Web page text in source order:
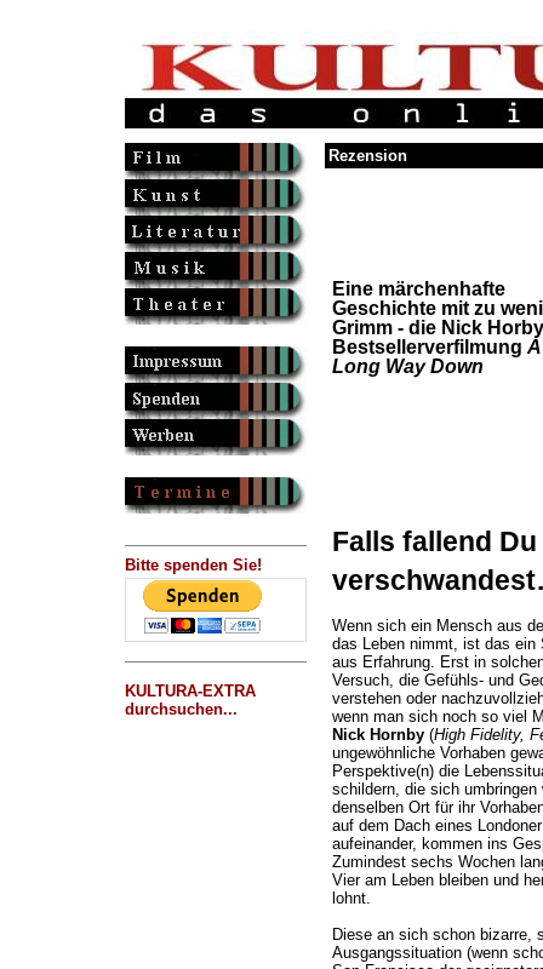
Bitte spenden Sie!
KULTURA-EXTRA
durchsuchen...
Rezension
Eine märchenhafte
Geschichte mit zu
Grimm - die Nick
Bestsellerverfilmung A
Long Way Down
Falls fallend
Wenn sich ein Mensch aus
das Leben nimmt, ist das ein
aus Erfahrung. Erst in
Versuch, die Gefühls- und
verstehen oder
wenn man sich noch so viel
Nick Hornby(High Fidelity,
ungewöhnliche Vorhaben
Perspektive(n) die
schildern, die sich
denselben Ort für ihr
auf dem Dach eines
aufeinander, kommen ins
Zumindest sechs Wochen
Vier am Leben bleiben und
lohnt.
Diese an sich schon bizarre,
Ausgangssituation (wenn